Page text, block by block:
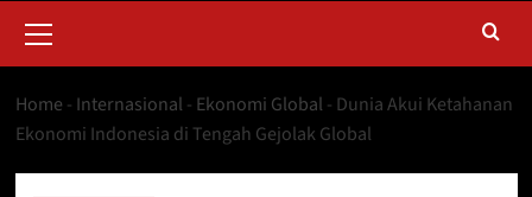
Menu
Home - Internasional - Ekonomi Global - Dunia Akui Ketahanan
Ekonomi Indonesia di Tengah Gejolak Global